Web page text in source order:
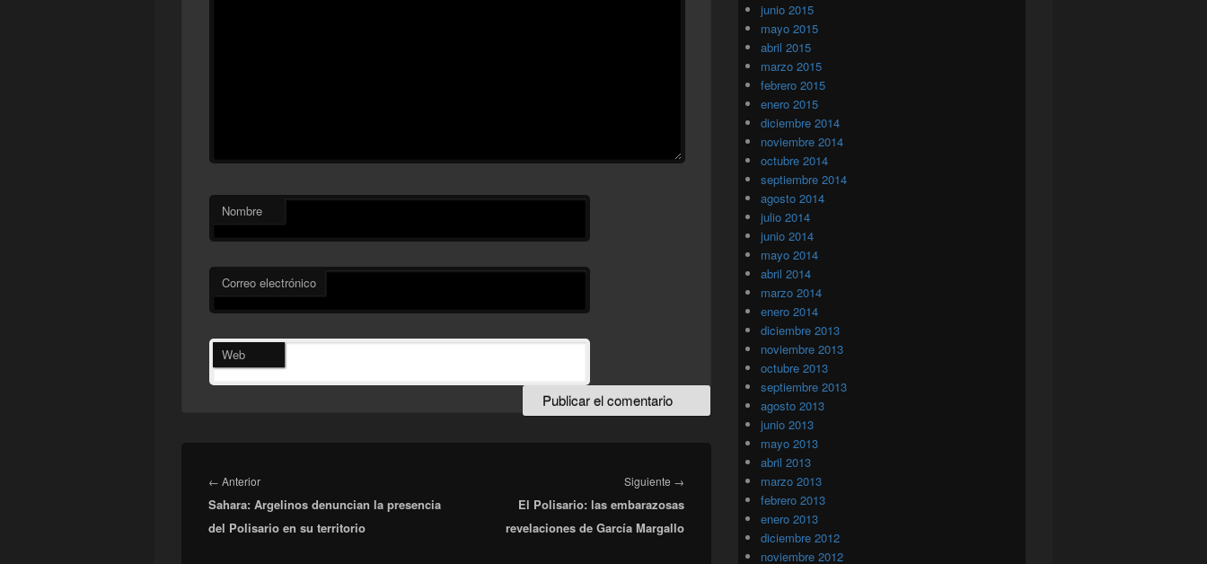
Nombre
Correo electrónico
Web
de
entradas
← AnteriorEntrada
anterior:
Sahara: Argelinos denuncian la presencia
del Polisario en su territorio
Siguiente →
siguiente:
El Polisario: las embarazosas
revelaciones de García Margallo
junio 2015
mayo 2015
abril 2015
marzo 2015
febrero 2015
enero 2015
diciembre 2014
noviembre 2014
octubre 2014
septiembre 2014
agosto 2014
julio 2014
junio 2014
mayo 2014
abril 2014
marzo 2014
enero 2014
diciembre 2013
noviembre 2013
octubre 2013
septiembre 2013
agosto 2013
junio 2013
mayo 2013
abril 2013
marzo 2013
febrero 2013
enero 2013
diciembre 2012
noviembre 2012